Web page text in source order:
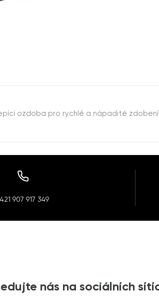
ozdoba pro rychlé a nápadité
907 917 349
nás na sociálních